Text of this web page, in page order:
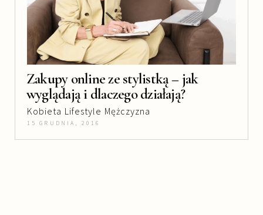
Zakupy online ze stylistką – jak
wyglądają i dlaczego działają?
Kobieta Lifestyle Mężczyzna
15 GRUDNIA, 2016